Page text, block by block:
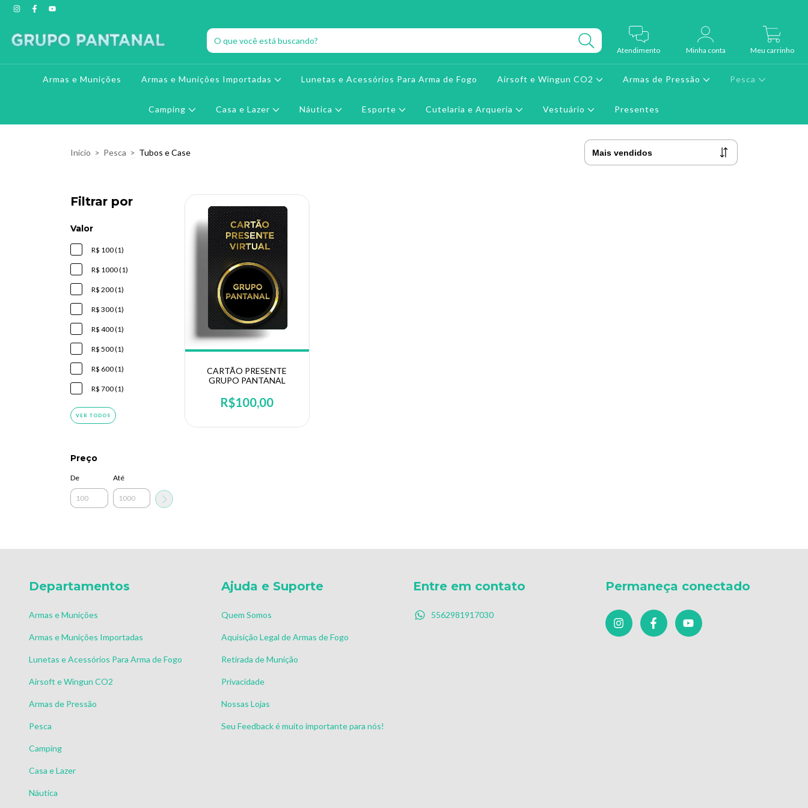
Atendimento Minha conta Meu carrinho
Armas e Munições Armas e Munições Importadas Lunetas e Acessórios Para Arma de Fogo Airsoft e Wingun CO2 Armas de Pressão Pesca
Camping Casa e Lazer Náutica Esporte Cutelaria e Arqueria Vestuário Presentes
Início > Pesca > Tubos e Case
Filtrar por
Valor
R$ 100 (1)
R$ 1000 (1)
R$ 200 (1)
R$ 300 (1)
R$ 400 (1)
R$ 500 (1)
R$ 600 (1)
R$ 700 (1)
VER TODOS
Preço
De Até
CARTÃO PRESENTE
GRUPO PANTANAL
R$100,00
Departamentos
Armas e Munições
Armas e Munições Importadas
Lunetas e Acessórios Para Arma de Fogo
Airsoft e Wingun CO2
Armas de Pressão
Pesca
Camping
Casa e Lazer
Náutica
Ajuda e Suporte
Quem Somos
Aquisição Legal de Armas de Fogo
Retirada de Munição
Privacidade
Nossas Lojas
Seu Feedback é muito importante para nós!
Entre em contato
5562981917030
Permaneça conectado